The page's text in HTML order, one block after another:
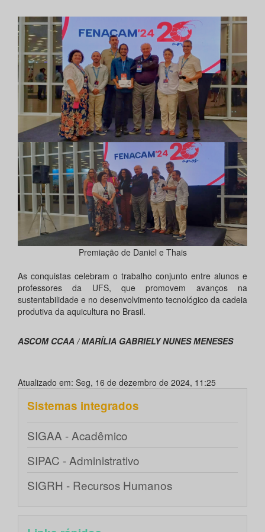
Premiação de Daniel e Thais
As conquistas celebram o trabalho conjunto entre alunos e
professores da UFS, que promovem avanços na
sustentabilidade e no desenvolvimento tecnológico da cadeia
produtiva da aquicultura no Brasil.
ASCOM CCAA / MARÍLIA GABRIELY NUNES MENESES
Atualizado em: Seg, 16 de dezembro de 2024, 11:25
Sistemas integrados
SIGAA - Acadêmico
SIPAC - Administrativo
SIGRH - Recursos Humanos